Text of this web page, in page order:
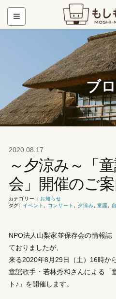
ブ
2020.08.17
～夕涼み～「
会」開催のご案
カテゴリー： お知らせ
タグ: イベント コンサート 夕涼み ,童謡
NPO法人山梨家並保存会の情報誌
ておりましたが、
来る2020年8月29日（土）16時か
童謡歌手・若林秀和さんによる「
ト♪」を開催します。